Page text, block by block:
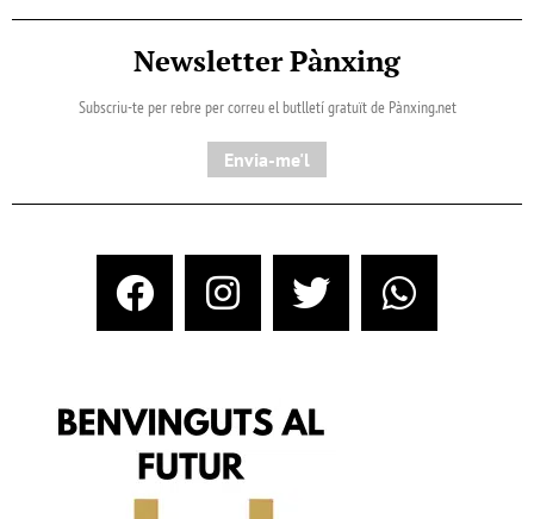
Newsletter Pànxing
Subscriu-te per rebre per correu el butlletí gratuït de Pànxing.net​
Envia-me'l